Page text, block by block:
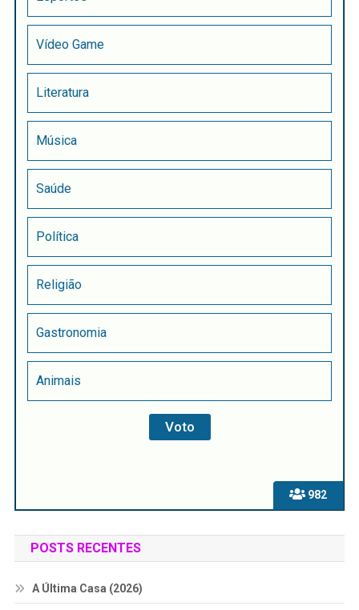
982
Vídeo Game
Literatura
Música
Saúde
Política
Religião
Gastronomia
Animais
POSTS RECENTES
A Última Casa (2026)